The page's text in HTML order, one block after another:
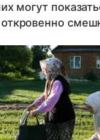
могут